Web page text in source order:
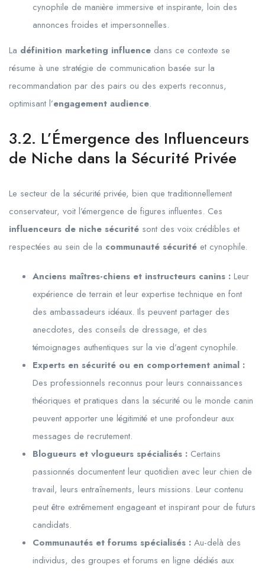
cynophile de manière immersive et inspirante, loin des
annonces froides et impersonnelles.
La définition marketing influence dans ce contexte se
résume à une stratégie de communication basée sur la
recommandation par des pairs ou des experts reconnus,
optimisant l’engagement audience.
3.2. L’Émergence des Influenceurs
de Niche dans la Sécurité Privée
Le secteur de la sécurité privée, bien que traditionnellement
conservateur, voit l’émergence de figures influentes. Ces
influenceurs de niche sécurité sont des voix crédibles et
respectées au sein de la communauté sécurité et cynophile.
Anciens maîtres-chiens et instructeurs canins : Leur
expérience de terrain et leur expertise technique en font
des ambassadeurs idéaux. Ils peuvent partager des
anecdotes, des conseils de dressage, et des
témoignages authentiques sur la vie d’agent cynophile.
Experts en sécurité ou en comportement animal :
Des professionnels reconnus pour leurs connaissances
théoriques et pratiques dans la sécurité ou le monde canin
peuvent apporter une légitimité et une profondeur aux
messages de recrutement.
Blogueurs et vlogueurs spécialisés : Certains
passionnés documentent leur quotidien avec leur chien de
travail, leurs entraînements, leurs missions. Leur contenu
peut être extrêmement engageant et inspirant pour de futurs
candidats.
Communautés et forums spécialisés : Au-delà des
individus, des groupes et forums en ligne dédiés aux